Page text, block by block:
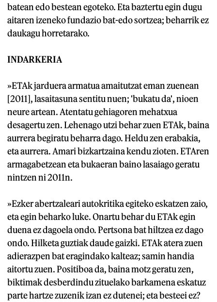
batean edo bestean egoteko. Eta baztertu egin dugu
aitaren izeneko fundazio bat-edo sortzea; beharrik ez
daukagu horretarako.
INDARKERIA
»ETAk jarduera armatua amaitutzat eman zuenean
[2011], lasaitasuna sentitu nuen; 'bukatu da', nioen
neure artean. Atentatu gehiagoren mehatxua
desagertu zen. Lehenago utzi behar zuen ETAk, baina
aurrera begiratu beharra dago. Heldu zen erabakia,
eta aurrera. Amari bizkartzaina kendu zioten. ETAren
armagabetzean eta bukaeran baino lasaiago geratu
nintzen ni 2011n.
»Ezker abertzaleari autokritika egiteko eskatzen zaio,
eta egin beharko luke. Onartu behar du ETAk egin
duena ez dagoela ondo. Pertsona bat hiltzea ez dago
ondo. Hilketa guztiak daude gaizki. ETAk atera zuen
adierazpen bat eragindako kalteaz; samin handia
aitortu zuen. Positiboa da, baina motz geratu zen,
biktimak desberdindu zituelako barkamena eskatuz
parte hartze zuzenik izan ez dutenei; eta besteei ez?